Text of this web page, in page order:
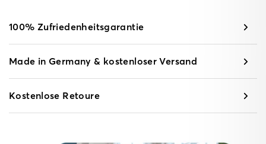
100% Zufriedenheitsgarantie
Made in Germany & kostenloser Versand
Kostenlose Retoure